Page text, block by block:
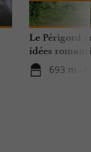
Le Périgord
idées
693 m -